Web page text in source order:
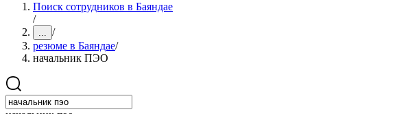
Поиск сотрудников в Баяндае
/
... /
резюме в Баяндае/
начальник ПЭО